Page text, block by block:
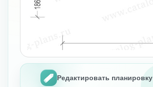
Редактировать планировку